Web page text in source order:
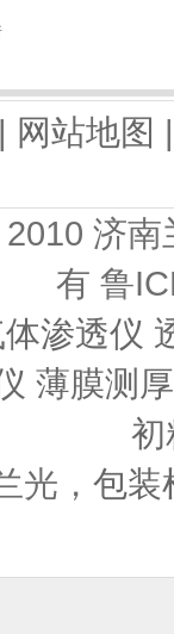
网站地图
济
有 鲁
渗透仪
薄膜测
初
光， 包装